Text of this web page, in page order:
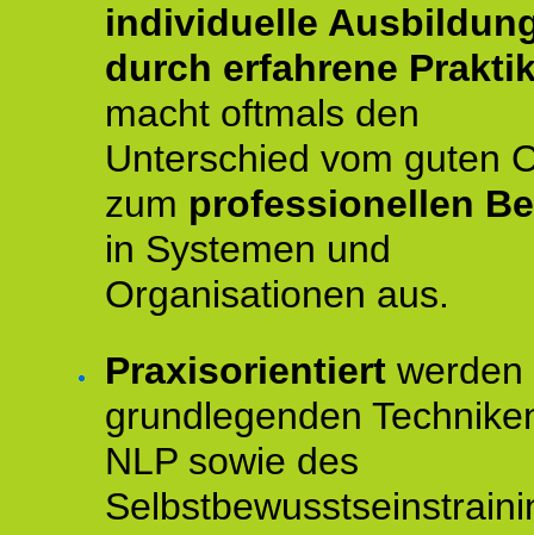
individuelle
durch erfahrene
macht oftmals den
Unterschied vom guten
zum professionellen
in Systemen und
Organisationen aus.
Praxisorientiert werden
grundlegenden
NLP sowie des